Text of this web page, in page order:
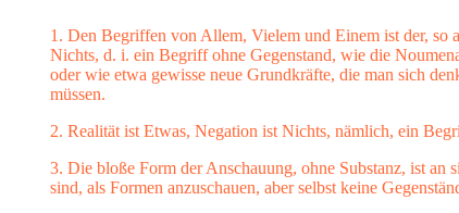
1. Den Begriffen von Allem, Vielem und Einem ist der, so
Nichts, d. i. ein Begriff ohne Gegenstand, wie die
oder wie etwa gewisse neue Grundkräfte, die man sich
müssen.
2. Realität ist Etwas, Negation ist Nichts, nämlich, ein
3. Die bloße Form der Anschauung, ohne Substanz, ist
sind, als Formen anzuschauen, aber selbst keine